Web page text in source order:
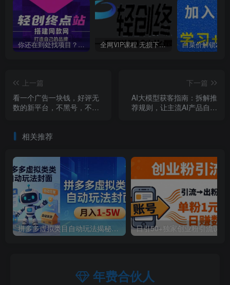
你还在到处找项目？还在当韭菜？我靠卖项目一个月收入5万+，曾经我也是个失败者。 全网VIP课程 无损下载~
上一篇
看一个广告一块钱，好评无
数的新平台，不黑号，不养
下一篇
AI大模型获客指南：拆解推
荐规则，让主流AI产品自发
相关推荐
拼多多虚拟类目自动玩法揭秘，机器人自动回复+发货，新手也能轻松月入 1-5W
年费合伙人